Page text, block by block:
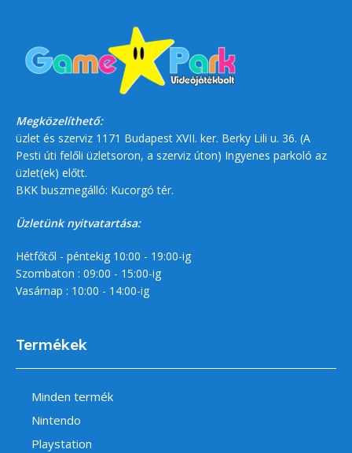
Megközelíthető:
üzlet és szerviz 1171 Budapest XVII. ker. Berky Lili u. 36. (A
Pesti úti felőli üzletsoron, a szerviz úton) Ingyenes parkoló az
üzlet(ek) előtt.
BKK buszmegálló: Kucorgó tér.
Üzletünk nyitvatartása:
Hétfőtől - péntekig 10:00 - 19:00-ig
Szombaton : 09:00 - 15:00-ig
Vasárnap : 10:00 - 14:00-ig
Termékek
Minden termék
Nintendo
Playstation